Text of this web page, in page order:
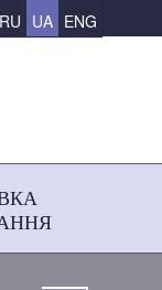
RU UA ENG